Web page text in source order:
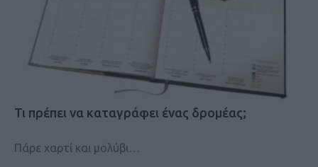
Τι πρέπει να καταγράφει ένας δρομέας;
Πάρε χαρτί και μολύβι…